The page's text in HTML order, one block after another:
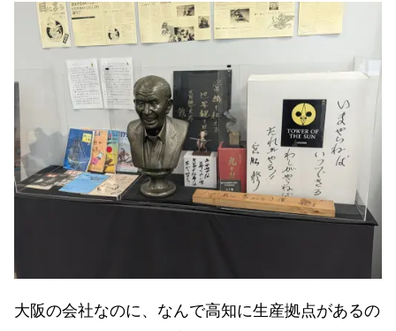
大阪の会社なのに、なんで高知に生産拠点があるの